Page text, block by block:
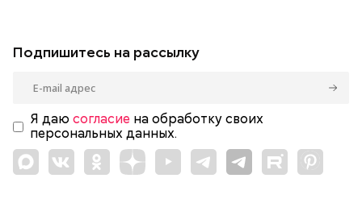
Подпишитесь на рассылку
Я даю согласие на обработку своих
персональных данных.